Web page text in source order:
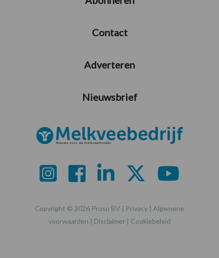
Contact
Adverteren
Nieuwsbrief
Copyright © 2026 Prosu BV | Privacy | Algemene
voorwaarden | Disclaimer | Cookiebeleid